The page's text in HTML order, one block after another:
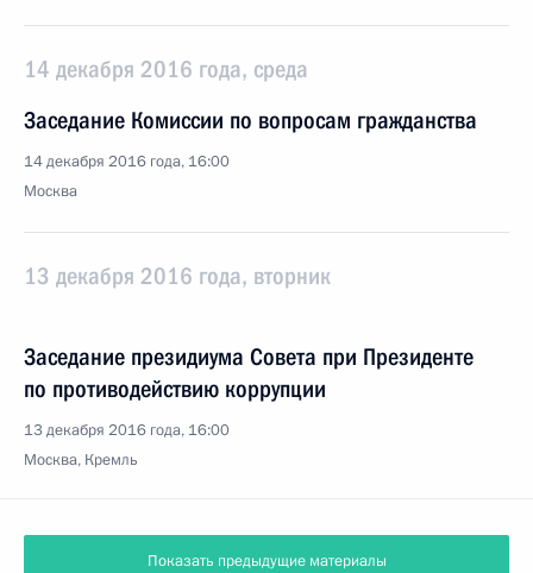
14 декабря 2016 года, среда
Заседание Комиссии по вопросам гражданства
14 декабря 2016 года, 16:00
Москва
13 декабря 2016 года, вторник
Заседание президиума Совета при Президенте
по противодействию коррупции
13 декабря 2016 года, 16:00
Москва, Кремль
Показать предыдущие материалы